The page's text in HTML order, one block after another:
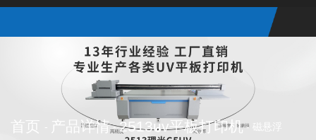
首页 - 产品详情 -2513uv平板打印机 - 磁悬浮